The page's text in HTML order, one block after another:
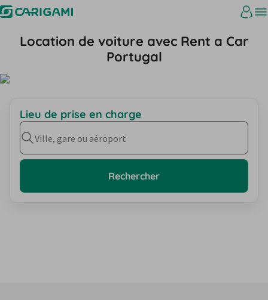
Location de voiture avec Rent a Car
Portugal
Lieu de prise en charge
Ville, gare ou aéroport
Rechercher